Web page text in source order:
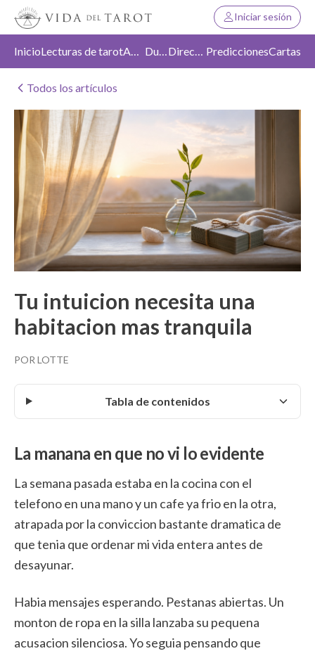
Iniciar sesión
InicioLecturas de tarot Amor Duelo Dirección PrediccionesCartas
Todos los artículos
Tu intuicion necesita una
habitacion mas tranquila
POR LOTTE
Tabla de contenidos
La manana en que no vi lo evidente
La semana pasada estaba en la cocina con el
telefono en una mano y un cafe ya frio en la otra,
atrapada por la conviccion bastante dramatica de
que tenia que ordenar mi vida entera antes de
desayunar.
Habia mensajes esperando. Pestanas abiertas. Un
monton de ropa en la silla lanzaba su pequena
acusacion silenciosa. Yo seguia pensando que